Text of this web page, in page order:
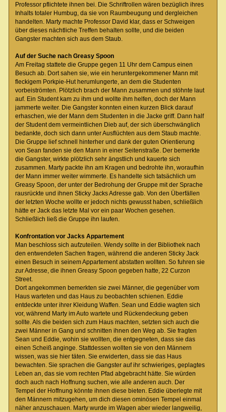
Professor pflichtete ihnen bei. Die Schriftrollen wären bezüglich ihres
Inhalts totaler Humbug, da sie von Raumbeugung und dergleichen
handelten. Marty machte Professor David klar, dass er Schweigen
über dieses nächtliche Treffen behalten sollte, und die beiden
Gangster machten sich aus dem Staub.
Auf der Suche nach Greasy Spoon
Am Freitag stattete die Gruppe gegen 11 Uhr dem Campus einen
Besuch ab. Dort sahen sie, wie ein heruntergekommener Mann mit
fleckigem Porkpie-Hut herumlungerte, an dem die Studenten
vorbeiströmten. Plötzlich brach der Mann zusammen und stöhnte laut
auf. Ein Student kam zu ihm und wollte ihm helfen, doch der Mann
jammerte weiter. Die Gangster konnten einen kurzen Blick darauf
erhaschen, wie der Mann dem Studenten in die Jacke griff. Dann half
der Student dem vermeintlichen Dieb auf, der sich überschwänglich
bedankte, doch sich dann unter Ausflüchten aus dem Staub machte.
Die Gruppe lief schnell hinterher und dank der guten Orientierung
von Sean fanden sie den Mann in einer Seitenstraße. Der bemerkte
die Gangster, wirkte plötzlich sehr ängstlich und kauerte sich
zusammen. Marty packte ihn am Kragen und bedrohte ihn, woraufhin
der Mann immer weiter wimmerte. Es handelte sich tatsächlich um
Greasy Spoon, der unter der Bedrohung der Gruppe mit der Sprache
rausrückte und ihnen Sticky Jacks Adresse gab. Von den Überfällen
der letzten Woche wollte er jedoch nichts gewusst haben, schließlich
hätte er Jack das letzte Mal vor ein paar Wochen gesehen.
Schließlich ließ die Gruppe ihn laufen.
Konfrontation vor Jacks Appartement
Man beschloss sich aufzuteilen. Wendy sollte in der Bibliothek nach
den entwendeten Sachen fragen, während die anderen Sticky Jack
einen Besuch in seinem Appartement abstatten wollten. So fuhren sie
zur Adresse, die ihnen Greasy Spoon gegeben hatte, 22 Curzon
Street.
Dort angekommen bemerkten sie zwei Männer, die gegenüber vom
Haus warteten und das Haus zu beobachten schienen. Eddie
entdeckte unter ihrer Kleidung Waffen. Sean und Eddie wagten sich
vor, während Marty im Auto wartete und Rückendeckung geben
sollte. Als die beiden sich zum Haus machten, setzten sich auch die
zwei Männer in Gang und schnitten ihnen den Weg ab. Sie fragten
Sean und Eddie, wohin sie wollten, die entgegneten, dass sie das
einen Scheiß anginge. Stattdessen wollten sie von den Männern
wissen, was sie hier täten. Sie erwiderten, dass sie das Haus
bewachten. Sie sprachen die Gangster auf ihr schwieriges, geplagtes
Leben an, das sie vom rechten Pfad abgebracht hätte. Sie würden
doch auch nach Hoffnung suchen, wie alle anderen auch. Der
Tempel der Hoffnung könnte ihnen diese bieten. Eddie überlegte mit
den Männern mitzugehen, um dich diesen ominösen Tempel einmal
näher anzuschauen. Marty wurde im Wagen aber wieder langweilig,